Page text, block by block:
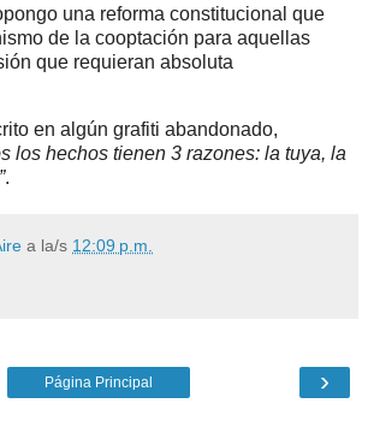
una reforma constitucional que
de la cooptación para aquellas
que requieran absoluta
en algún grafiti abandonado,
los hechos tienen 3 razones: la tuya, la
.
a la/s 12:09 p.m.
›
Página Principal